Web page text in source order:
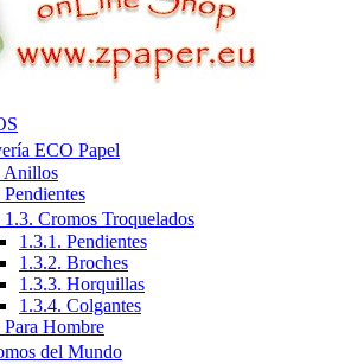
ECO Papel
Anillos
Pendientes
1.3. Cromos Troquelados
1.3.1. Pendientes
1.3.2. Broches
1.3.3. Horquillas
1.3.4. Colgantes
Para Hombre
del Mundo